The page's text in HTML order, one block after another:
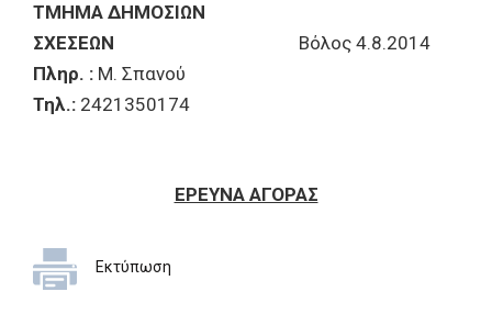
ΤΜΗΜΑ ΔΗΜΟΣΙΩΝ
ΣΧΕΣΕΩΝ Βόλος 4.8.2014
Πληρ. : Μ. Σπανού
Τηλ.: 2421350174
ΕΡΕΥΝΑ ΑΓΟΡΑΣ
Εκτύπωση